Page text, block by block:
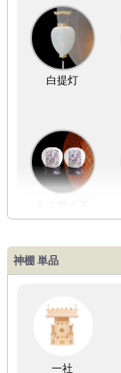
白提灯
LED灯
神棚 単品
一社